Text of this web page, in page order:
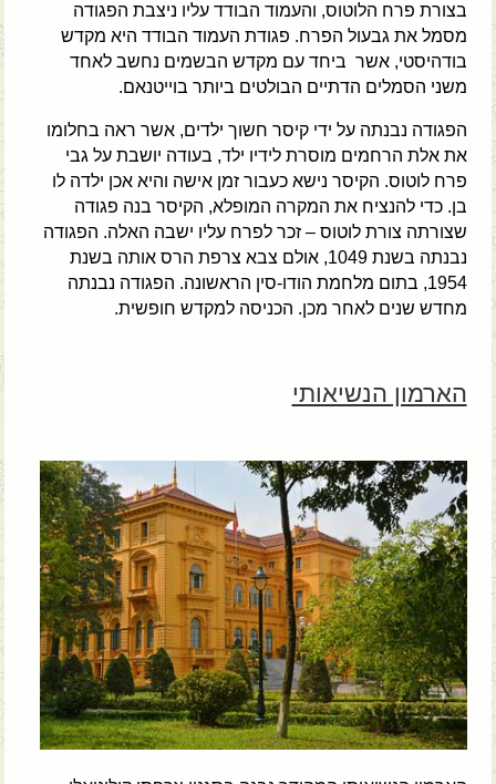
בצורת פרח הלוטוס, והעמוד הבודד עליו ניצבת הפגודה
מסמל את גבעול הפרח. פגודת העמוד הבודד היא מקדש
בודהיסטי, אשר ביחד עם מקדש הבשמים נחשב לאחד
משני הסמלים הדתיים הבולטים ביותר בוייטנאם.
הפגודה נבנתה על ידי קיסר חשוך ילדים, אשר ראה בחלומו
את אלת הרחמים מוסרת לידיו ילד, בעודה יושבת על גבי
פרח לוטוס. הקיסר נישא כעבור זמן אישה והיא אכן ילדה לו
בן. כדי להנציח את המקרה המופלא, הקיסר בנה פגודה
שצורתה צורת לוטוס – זכר לפרח עליו ישבה האלה. הפגודה
נבנתה בשנת 1049, אולם צבא צרפת הרס אותה בשנת
1954, בתום מלחמת הודו-סין הראשונה. הפגודה נבנתה
מחדש שנים לאחר מכן. הכניסה למקדש חופשית.
הארמון הנשיאותי